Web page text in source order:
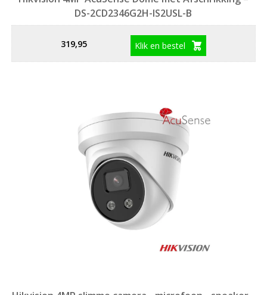
DS-2CD2346G2H-IS2USL-B
319,95 Klik en bestel